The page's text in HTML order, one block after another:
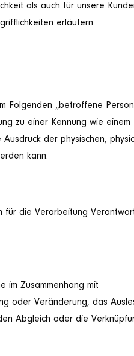
als auch für unsere
erläutern.
Folgenden „betroffene
zu einer Kennung wie einem
der physischen,
kann.
die Verarbeitung
im Zusammenhang mit
oder Veränderung, das
Abgleich oder die